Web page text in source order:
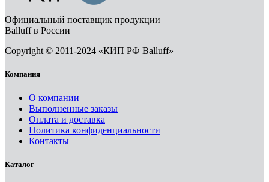
Официальный поставщик продукции
Balluff в России
Copyright © 2011-2024 «КИП РФ Balluff»
Компания
О компании
Выполненные заказы
Оплата и доставка
Политика конфиденциальности
Контакты
Каталог